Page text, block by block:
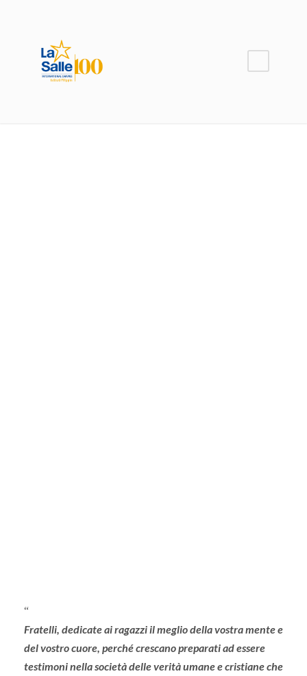
“
Fratelli, dedicate ai ragazzi il meglio della vostra mente e
del vostro cuore, perché crescano preparati ad essere
testimoni nella società delle verità umane e cristiane che